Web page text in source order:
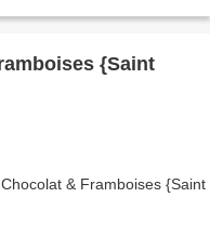
{Saint